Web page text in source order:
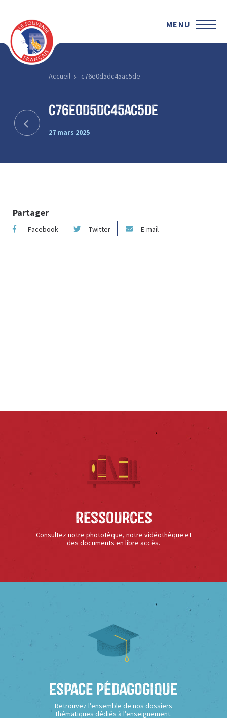
MENU
Accueil c76e0d5dc45ac5de
c76e0d5dc45ac5de
27 mars 2025
Partager
Facebook Twitter E-mail
Ressources
Consultez notre phototèque, notre vidéothèque et
des documents en libre accès.
Espace Pédagogique
Retrouvez l’ensemble de nos dossiers
thématiques dédiés à l’enseignement.